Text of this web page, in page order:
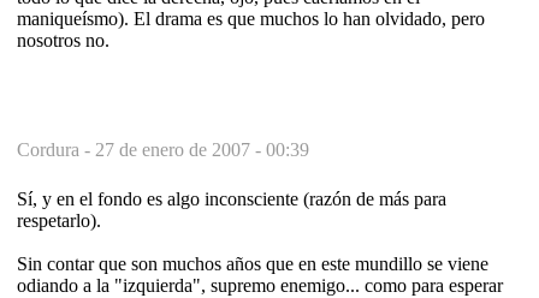
maniqueísmo). El drama es que muchos lo han olvidado, pero
nosotros no.
Cordura - 27 de enero de 2007 - 00:39
Sí, y en el fondo es algo inconsciente (razón de más para
respetarlo).
Sin contar que son muchos años que en este mundillo se viene
odiando a la "izquierda", supremo enemigo... como para esperar